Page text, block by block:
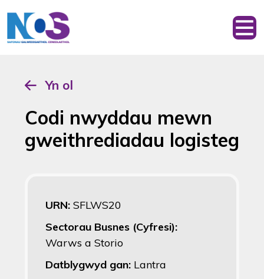
Yn ol
Codi nwyddau mewn
gweithrediadau logisteg
URN: SFLWS20
Sectorau Busnes (Cyfresi):
Warws a Storio
Datblygwyd gan: Lantra